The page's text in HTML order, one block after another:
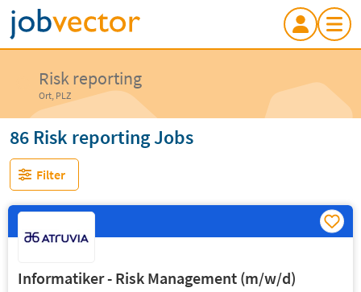
Risk reporting
Ort, PLZ
86 Risk reporting Jobs
Filter
Informatiker - Risk Management (m/w/d)